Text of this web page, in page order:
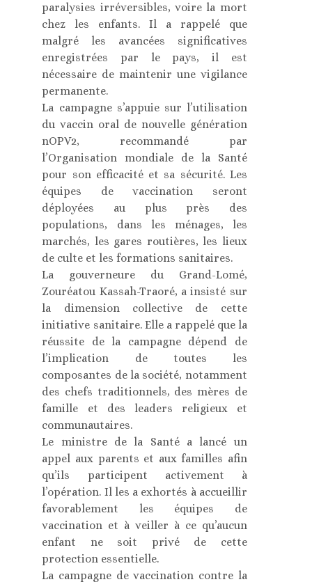
paralysies irréversibles, voire la mort
chez les enfants. Il a rappelé que
malgré les avancées significatives
enregistrées par le pays, il est
nécessaire de maintenir une vigilance
permanente.
La campagne s’appuie sur l’utilisation
du vaccin oral de nouvelle génération
nOPV2, recommandé par
l’Organisation mondiale de la Santé
pour son efficacité et sa sécurité. Les
équipes de vaccination seront
déployées au plus près des
populations, dans les ménages, les
marchés, les gares routières, les lieux
de culte et les formations sanitaires.
La gouverneure du Grand-Lomé,
Zouréatou Kassah-Traoré, a insisté sur
la dimension collective de cette
initiative sanitaire. Elle a rappelé que la
réussite de la campagne dépend de
l’implication de toutes les
composantes de la société, notamment
des chefs traditionnels, des mères de
famille et des leaders religieux et
communautaires.
Le ministre de la Santé a lancé un
appel aux parents et aux familles afin
qu’ils participent activement à
l’opération. Il les a exhortés à accueillir
favorablement les équipes de
vaccination et à veiller à ce qu’aucun
enfant ne soit privé de cette
protection essentielle.
La campagne de vaccination contre la